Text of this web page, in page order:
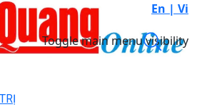
En | Vi
Toggle main menu visibility